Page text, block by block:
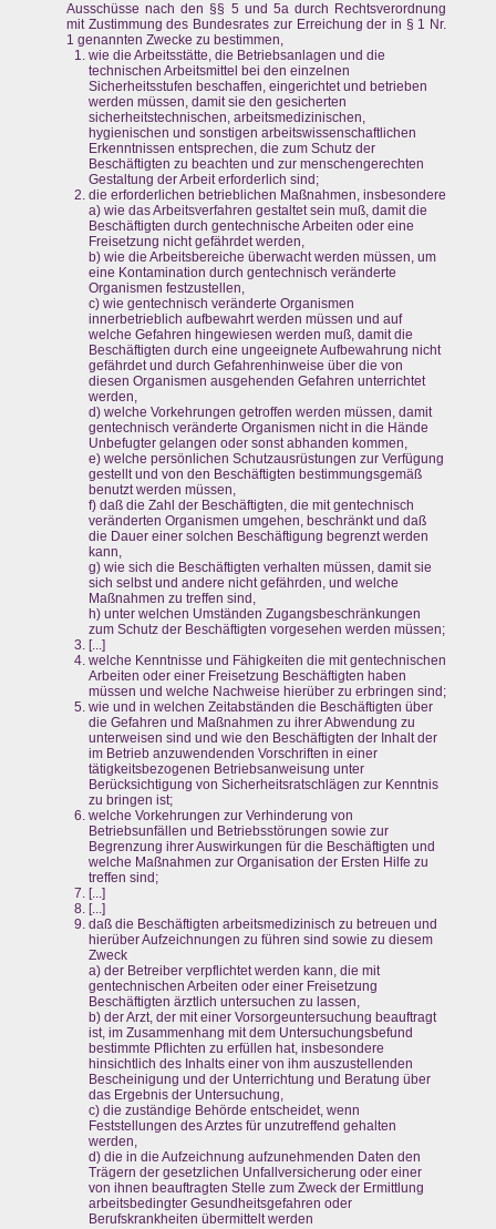
Ausschüsse nach den §§ 5 und 5a durch Rechtsverordnung
mit Zustimmung des Bundesrates zur Erreichung der in § 1 Nr.
1 genannten Zwecke zu bestimmen,
wie die Arbeitsstätte, die Betriebsanlagen und die
technischen Arbeitsmittel bei den einzelnen
Sicherheitsstufen beschaffen, eingerichtet und betrieben
werden müssen, damit sie den gesicherten
sicherheitstechnischen, arbeitsmedizinischen,
hygienischen und sonstigen arbeitswissenschaftlichen
Erkenntnissen entsprechen, die zum Schutz der
Beschäftigten zu beachten und zur menschengerechten
Gestaltung der Arbeit erforderlich sind;
die erforderlichen betrieblichen Maßnahmen, insbesondere
a) wie das Arbeitsverfahren gestaltet sein muß, damit die
Beschäftigten durch gentechnische Arbeiten oder eine
Freisetzung nicht gefährdet werden,
b) wie die Arbeitsbereiche überwacht werden müssen, um
eine Kontamination durch gentechnisch veränderte
Organismen festzustellen,
c) wie gentechnisch veränderte Organismen
innerbetrieblich aufbewahrt werden müssen und auf
welche Gefahren hingewiesen werden muß, damit die
Beschäftigten durch eine ungeeignete Aufbewahrung nicht
gefährdet und durch Gefahrenhinweise über die von
diesen Organismen ausgehenden Gefahren unterrichtet
werden,
d) welche Vorkehrungen getroffen werden müssen, damit
gentechnisch veränderte Organismen nicht in die Hände
Unbefugter gelangen oder sonst abhanden kommen,
e) welche persönlichen Schutzausrüstungen zur Verfügung
gestellt und von den Beschäftigten bestimmungsgemäß
benutzt werden müssen,
f) daß die Zahl der Beschäftigten, die mit gentechnisch
veränderten Organismen umgehen, beschränkt und daß
die Dauer einer solchen Beschäftigung begrenzt werden
kann,
g) wie sich die Beschäftigten verhalten müssen, damit sie
sich selbst und andere nicht gefährden, und welche
Maßnahmen zu treffen sind,
h) unter welchen Umständen Zugangsbeschränkungen
zum Schutz der Beschäftigten vorgesehen werden müssen;
[...]
welche Kenntnisse und Fähigkeiten die mit gentechnischen
Arbeiten oder einer Freisetzung Beschäftigten haben
müssen und welche Nachweise hierüber zu erbringen sind;
wie und in welchen Zeitabständen die Beschäftigten über
die Gefahren und Maßnahmen zu ihrer Abwendung zu
unterweisen sind und wie den Beschäftigten der Inhalt der
im Betrieb anzuwendenden Vorschriften in einer
tätigkeitsbezogenen Betriebsanweisung unter
Berücksichtigung von Sicherheitsratschlägen zur Kenntnis
zu bringen ist;
welche Vorkehrungen zur Verhinderung von
Betriebsunfällen und Betriebsstörungen sowie zur
Begrenzung ihrer Auswirkungen für die Beschäftigten und
welche Maßnahmen zur Organisation der Ersten Hilfe zu
treffen sind;
[...]
[...]
daß die Beschäftigten arbeitsmedizinisch zu betreuen und
hierüber Aufzeichnungen zu führen sind sowie zu diesem
Zweck
a) der Betreiber verpflichtet werden kann, die mit
gentechnischen Arbeiten oder einer Freisetzung
Beschäftigten ärztlich untersuchen zu lassen,
b) der Arzt, der mit einer Vorsorgeuntersuchung beauftragt
ist, im Zusammenhang mit dem Untersuchungsbefund
bestimmte Pflichten zu erfüllen hat, insbesondere
hinsichtlich des Inhalts einer von ihm auszustellenden
Bescheinigung und der Unterrichtung und Beratung über
das Ergebnis der Untersuchung,
c) die zuständige Behörde entscheidet, wenn
Feststellungen des Arztes für unzutreffend gehalten
werden,
d) die in die Aufzeichnung aufzunehmenden Daten den
Trägern der gesetzlichen Unfallversicherung oder einer
von ihnen beauftragten Stelle zum Zweck der Ermittlung
arbeitsbedingter Gesundheitsgefahren oder
Berufskrankheiten übermittelt werden